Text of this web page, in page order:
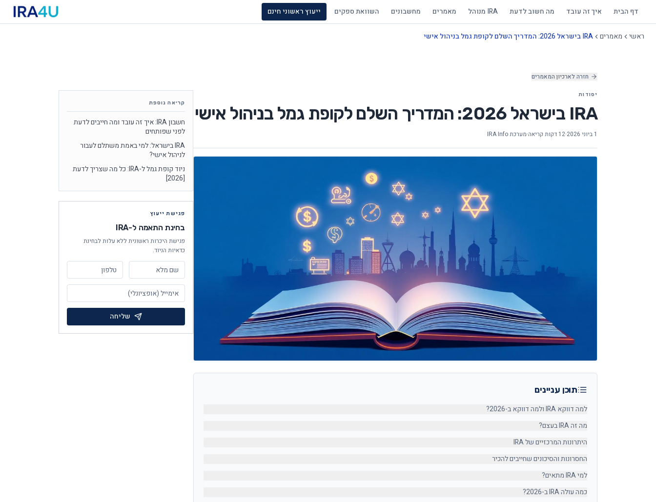
דף הבית איך זה עובד מה חשוב לדעת IRA מנוהל מאמרים מחשבונים השוואת ספקים ייעוץ ראשוני חינם
ראשי מאמרים IRA בישראל 2026: המדריך השלם לקופת גמל בניהול אישי
חזרה לארכיון המאמרים
יסודות
IRA בישראל 2026: המדריך השלם לקופת גמל בניהול אישי
1 ביוני 2026 ·12 דקות קריאה ·מערכת IRA Info
תוכן עניינים
למה דווקא IRA ולמה דווקא ב-2026?
מה זה IRA בעצם?
היתרונות המרכזיים של IRA
החסרונות והסיכונים שחייבים להכיר
למי IRA מתאים?
כמה עולה IRA ב-2026?
קריאה נוספת
חשבון IRA: איך זה עובד ומה חייבים לדעת
לפני שפותחים
IRA בישראל: למי באמת משתלם לעבור
לניהול אישי?
ניוד קופת גמל ל-IRA: כל מה שצריך לדעת
[2026]
פגישת ייעוץ
בחינת התאמה ל-IRA
פגישת היכרות ראשונית ללא עלות לבחינת
כדאיות הניוד.
שליחה